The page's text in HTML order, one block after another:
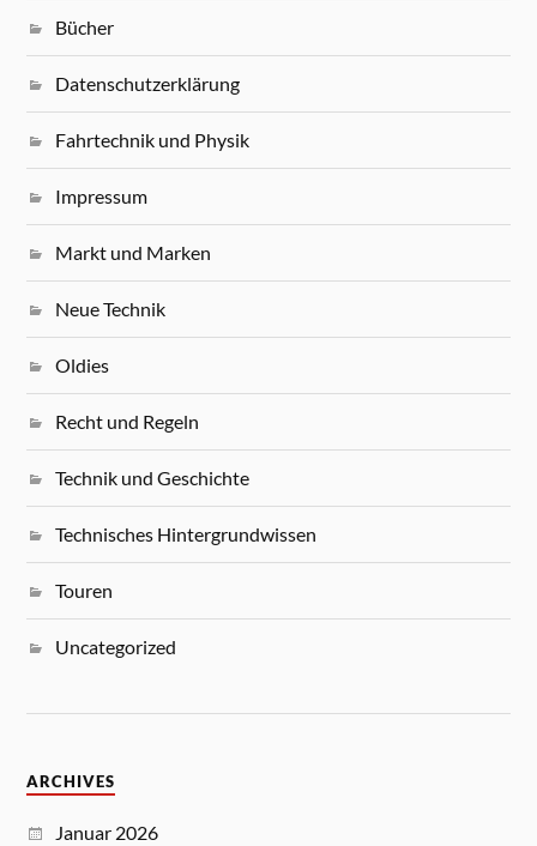
Bücher
Datenschutzerklärung
Fahrtechnik und Physik
Impressum
Markt und Marken
Neue Technik
Oldies
Recht und Regeln
Technik und Geschichte
Technisches Hintergrundwissen
Touren
Uncategorized
ARCHIVES
Januar 2026